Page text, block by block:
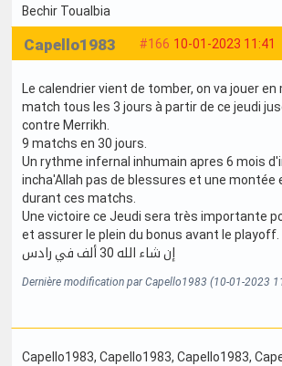
Bechir Toualbia
#166 10-01-2023 11:41
Capello1983
Le calendrier vient de tomber, on va jouer en
match tous les 3 jours à partir de ce jeudi
contre Merrikh.
9 matchs en 30 jours.
Un rythme infernal inhumain apres 6 mois
incha'Allah pas de blessures et une montée
durant ces matchs.
Une victoire ce Jeudi sera très importante
et assurer le plein du bonus avant le playoff.
إن شاء الله 30 ألف في رادس
Dernière modification par Capello1983 (10-01-2023
Capello1983, Capello1983, Capello1983,